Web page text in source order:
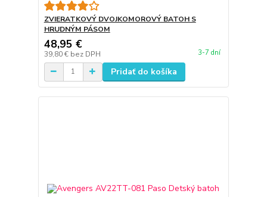
ZVIERATKOVÝ DVOJKOMOROVÝ BATOH S
HRUDNÝM PÁSOM
48,95 €
39,80 € bez DPH 3-7 dní
Pridať do košíka